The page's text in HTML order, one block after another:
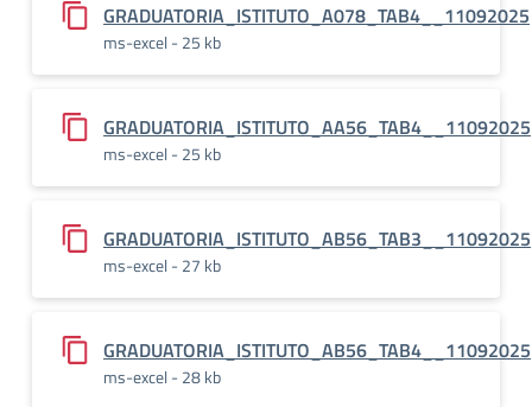
GRADUATORIA_ISTITUTO_A078_TAB4__11092025
ms-excel - 25 kb
GRADUATORIA_ISTITUTO_AA56_TAB4__11092025
ms-excel - 25 kb
GRADUATORIA_ISTITUTO_AB56_TAB3__11092025
ms-excel - 27 kb
GRADUATORIA_ISTITUTO_AB56_TAB4__11092025
ms-excel - 28 kb